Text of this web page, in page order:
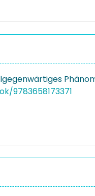
9783658173371